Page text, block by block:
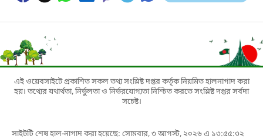
এই ওয়েবসাইটে প্রকাশিত সকল তথ্য সংশ্লিষ্ট দপ্তর কর্তৃক নিয়মিত হালনাগাদ করা
হয়। তথ্যের যথার্থতা, নির্ভুলতা ও নির্ভরযোগ্যতা নিশ্চিত করতে সংশ্লিষ্ট দপ্তর সর্বদা
সচেষ্ট।
সাইটটি শেষ হাল-নাগাদ করা হয়েছে: সোমবার, ৩ আগস্ট, ২০২৬ এ ১৩:৫৫:৩২